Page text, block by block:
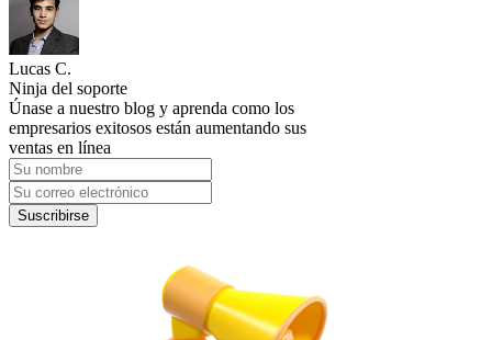
Lucas C.
Ninja del soporte
Únase a nuestro blog y aprenda como los
empresarios exitosos están aumentando sus
ventas en línea
Suscribirse